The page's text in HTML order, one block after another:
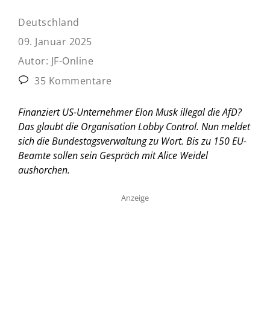
Deutschland
09. Januar 2025
Autor: JF-Online
35 Kommentare
Finanziert US-Unternehmer Elon Musk illegal die AfD?
Das glaubt die Organisation Lobby Control. Nun meldet
sich die Bundestagsverwaltung zu Wort. Bis zu 150 EU-
Beamte sollen sein Gespräch mit Alice Weidel
aushorchen.
Anzeige